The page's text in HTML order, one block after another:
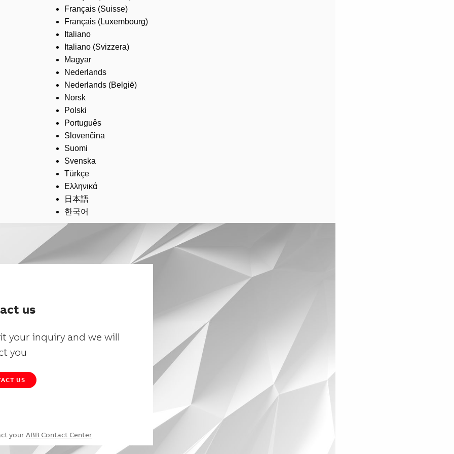
Français (Suisse)
Français (Luxembourg)
Italiano
Italiano (Svizzera)
Magyar
Nederlands
Nederlands (België)
Norsk
Polski
Português
Slovenčina
Suomi
Svenska
Türkçe
Ελληνικά
日本語
한국어
us
your inquiry and we will
you
US
your ABB Contact Center